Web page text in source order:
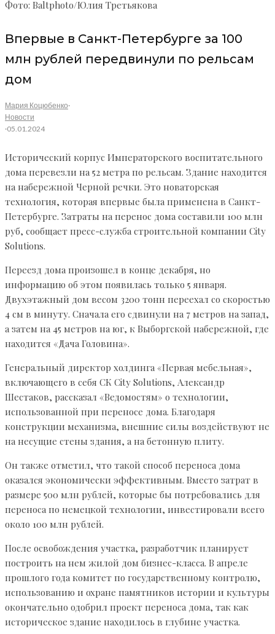
Фото: Baltphoto/Юлия Третьякова
Впервые в Санкт-Петербурге за 100
млн рублей передвинули по рельсам
дом
Мария Коцюбенко·
Новости
·05.01.2024
Исторический корпус Императорского воспитательного
дома перевезли на 52 метра по рельсам. Здание находится
на набережной Черной речки. Это новаторская
технология, которая впервые была применена в Санкт-
Петербурге. Затраты на перенос дома составили 100 млн
руб, сообщает пресс-служба строительной компании City
Solutions.
Переезд дома произошел в конце декабря, но
информацию об этом появилась только 5 января.
Двухэтажный дом весом 3200 тонн переехал со скоростью
4 см в минуту. Сначала его сдвинули на 7 метров на запад,
а затем на 45 метров на юг, к Выборгской набережной, где
находится «Дача Головина».
Генеральный директор холдинга «Первая мебельная»,
включающего в себя СК City Solutions, Александр
Шестаков, рассказал «Ведомостям» о технологии,
использованной при переносе дома. Благодаря
конструкции механизма, внешние силы воздействуют не
на несущие стены здания, а на бетонную плиту.
Он также отметил, что такой способ переноса дома
оказался экономически эффективным. Вместо затрат в
размере 500 млн рублей, которые бы потребовались для
переноса по немецкой технологии, инвестировали всего
около 100 млн рублей.
После освобождения участка, разработчик планирует
построить на нем жилой дом бизнес-класса. В апреле
прошлого года комитет по государственному контролю,
использованию и охране памятников истории и культуры
окончательно одобрил проект переноса дома, так как
историческое здание находилось в глубине участка.